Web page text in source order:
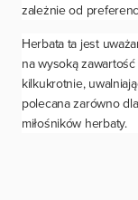
zależnie od
Herbata ta jest
na wysoką
kilkukrotnie,
polecana zarówno
miłośników herbaty.